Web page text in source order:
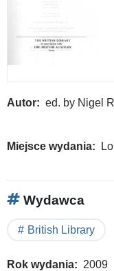
Autor ed. by Nigel
Miejsce wydania
Wydawca
British Library
Rok wydania 2009